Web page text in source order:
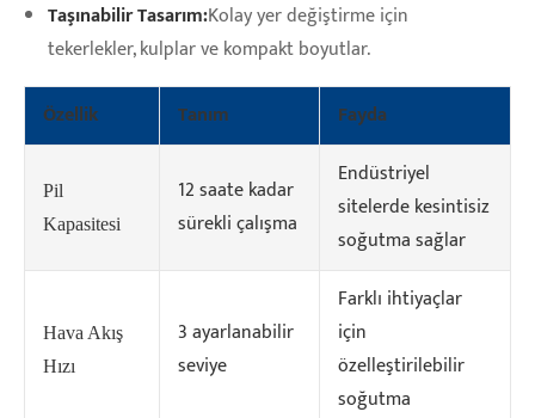
Taşınabilir Tasarım:Kolay yer değiştirme için
tekerlekler, kulplar ve kompakt boyutlar.
Özellik Tanım Fayda
Pil
Kapasitesi
12 saate kadar
sürekli çalışma
Endüstriyel
sitelerde kesintisiz
soğutma sağlar
Hava Akış
Hızı
3 ayarlanabilir
seviye
Farklı ihtiyaçlar
için
özelleştirilebilir
soğutma